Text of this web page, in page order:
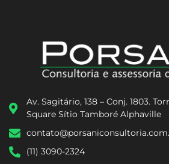
Av. Sagitário, 138 – Conj. 1803.
Square Sítio Tamboré Alphaville
(11) 3090-2324